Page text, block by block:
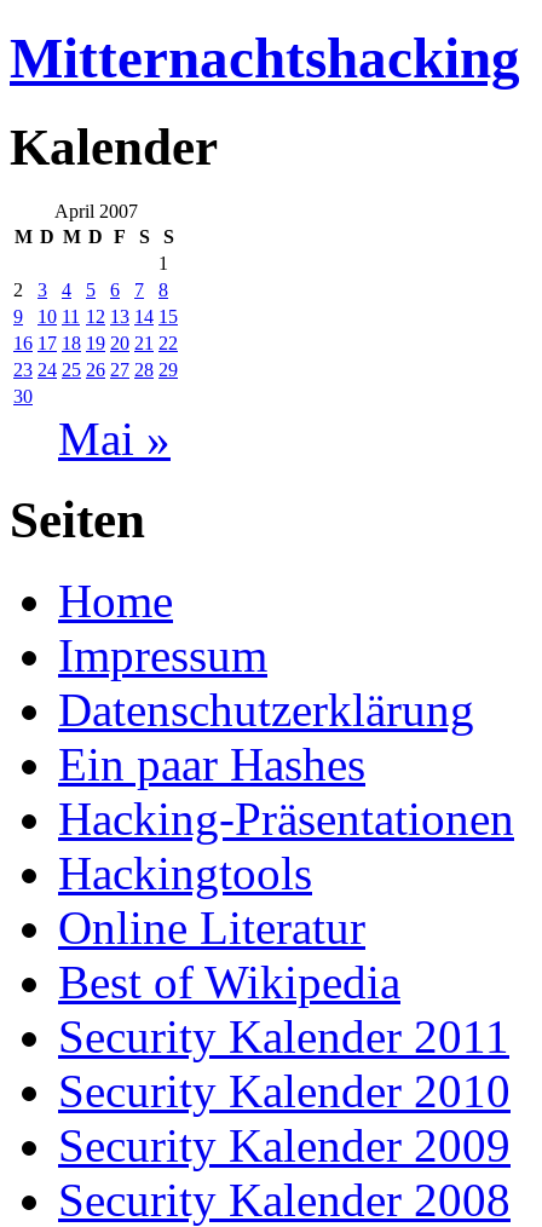
Mitternachtshacking
Kalender
April 2007
M D M D F S
S
1
2
3 4 5 6 7
8
9
10 11 12 13 14 15
16 17 18 19 20 21 22
23 24 25 26 27 28 29
30
Mai »
Seiten
Home
Impressum
Datenschutzerklärung
Ein paar Hashes
Hacking-Präsentationen
Hackingtools
Online Literatur
Best of Wikipedia
Security Kalender 2011
Security Kalender 2010
Security Kalender 2009
Security Kalender 2008